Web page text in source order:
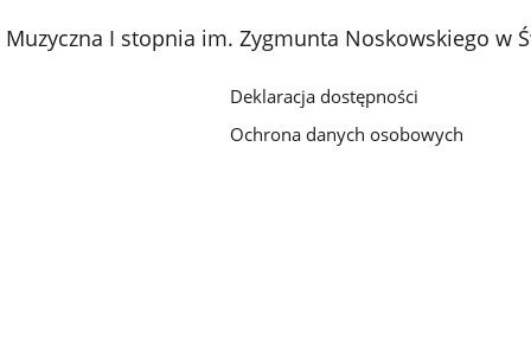
Muzyczna I stopnia im. Zygmunta Noskowskiego w
Deklaracja dostępności
Ochrona danych osobowych